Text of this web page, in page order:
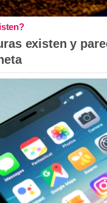
existen y